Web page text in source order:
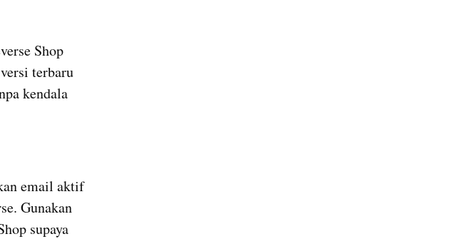
Shop
terbaru
kendala
email aktif
Gunakan
supaya